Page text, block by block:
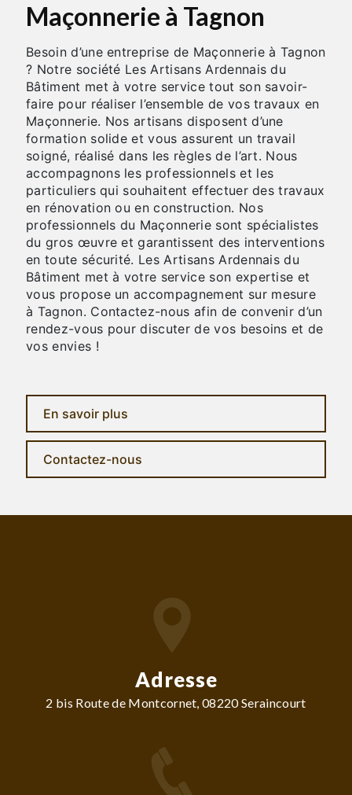
Maçonnerie à Tagnon
Besoin d’une entreprise de Maçonnerie à Tagnon
? Notre société Les Artisans Ardennais du
Bâtiment met à votre service tout son savoir-
faire pour réaliser l’ensemble de vos travaux en
Maçonnerie. Nos artisans disposent d’une
formation solide et vous assurent un travail
soigné, réalisé dans les règles de l’art. Nous
accompagnons les professionnels et les
particuliers qui souhaitent effectuer des travaux
en rénovation ou en construction. Nos
professionnels du Maçonnerie sont spécialistes
du gros œuvre et garantissent des interventions
en toute sécurité. Les Artisans Ardennais du
Bâtiment met à votre service son expertise et
vous propose un accompagnement sur mesure
à Tagnon. Contactez-nous afin de convenir d’un
rendez-vous pour discuter de vos besoins et de
vos envies !
En savoir plus
Contactez-nous
Adresse
2 bis Route de Montcornet, 08220 Seraincourt